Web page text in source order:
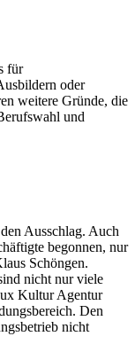
für
oder
weitere Gründe, die
und
Ausschlag. Auch
begonnen, nur
Schöngen.
nicht nur viele
Kultur Agentur
Den
nicht